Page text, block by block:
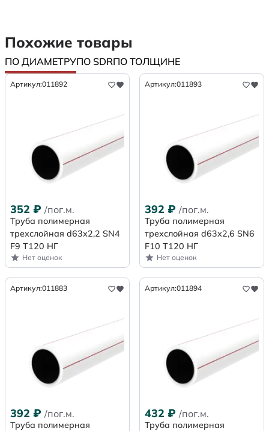
Похожие товары
ПО ДИАМЕТРУПО SDRПО ТОЛЩИНЕ
Артикул:011892
352 ₽ /пог.м.
Труба полимерная
трехслойная d63х2,2 SN4
F9 Т120 НГ
Нет оценок
Артикул:011893
392 ₽ /пог.м.
Труба полимерная
трехслойная d63х2,6 SN6
F10 Т120 НГ
Нет оценок
Артикул:011883
392 ₽ /пог.м.
Труба полимерная
Артикул:011894
432 ₽ /пог.м.
Труба полимерная